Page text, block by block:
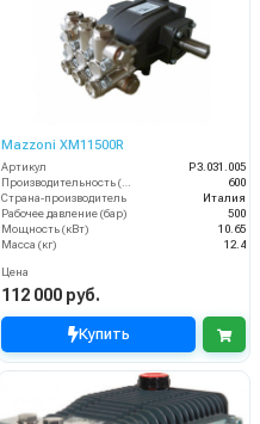
Mazzoni XM11500R
Артикул
P3.031.005
Производительность (л/ч)
600
Страна-производитель
Италия
Рабочее давление (бар)
500
Мощность (кВт)
10.65
Масса (кг)
12.4
Цена
112 000 руб.
Купить